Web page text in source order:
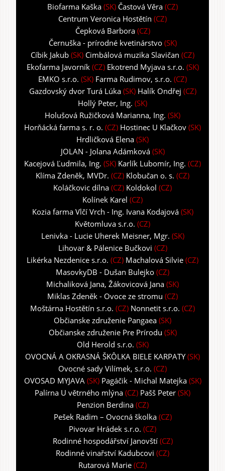
Biofarma Kaška (SK) Častová Věra (CZ)
Centrum Veronica Hostětín (CZ)
Čepková Barbora(CZ)
Černuška - prírodné kvetinárstvo(SK)
Cíbik Jakub (SK) Cimbálová muzika Slavičan (CZ)
Ekofarma Javorník(CZ) Ekotrend Myjava s.r.o. (SK)
EMKO s.r.o. (SK) Farma Rudimov, s.r.o. (CZ)
Gazdovský dvor Turá Lúka(SK) Halík Ondřej (CZ)
Hollý Peter, Ing. (SK)
Holušová Ružičková Marianna, Ing. (SK)
Horňácká farma s. r. o. (CZ) Hostinec U Klačkov (SK)
Hrdličková Elena (SK)
JOLAN - Jolana Adámková(SK)
Kacejová Ľudmila, Ing. (SK) Karlík Lubomír, Ing. (CZ)
Klíma Zdeněk, MVDr. (CZ) Klobučan o. s. (CZ)
Koláčkovic dílna (CZ) Koldokol (CZ)
Kolínek Karel (CZ)
Kozia farma Vlčí Vrch - Ing. Ivana Kodajová(SK)
Květomluva s.r.o. (CZ)
Lenivka - Lucie Uherek Meisner, Mgr. (SK)
Lihovar & Pálenice Bučkovi (CZ)
Likérka Nezdenice s.r.o. (CZ) Machalová Silvie (CZ)
MasovkyDB - Dušan Bulejko (CZ)
Michaliková Jana, Žákovicová Jana (SK)
Miklas Zdeněk - Ovoce ze stromu (CZ)
Moštárna Hostětín s.r.o. (CZ) Nonnetit s.r.o. (CZ)
Občianske združenie Pangaea (SK)
Občianske združenie Pre Prírodu (SK)
Old Herold s.r.o. (SK)
OVOCNÁ A OKRASNÁ ŠKÔLKA BIELE KARPATY(SK)
Ovocné sady Vilímek, s.r.o. (CZ)
OVOSAD MYJAVA (SK) Pagáčik - Michal Matejka(SK)
Palírna U větrného mlýna (CZ) Pašš Peter (SK)
Penzion Berdina(CZ)
Pešek Radim – Ovocná školka(CZ)
Pivovar Hrádek s.r.o. (CZ)
Rodinné hospodářství Janovští (CZ)
Rodinné vinařství Kadubcovi (CZ)
Rutarová Marie (CZ)